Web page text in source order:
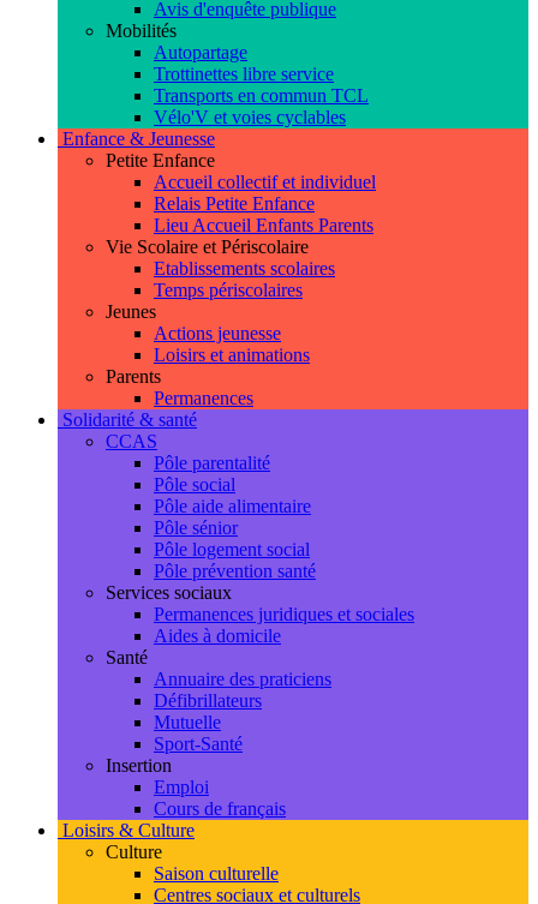
Avis d'enquête publique
Mobilités
Autopartage
Trottinettes libre service
Transports en commun TCL
Vélo'V et voies cyclables
Enfance & Jeunesse
Petite Enfance
Accueil collectif et individuel
Relais Petite Enfance
Lieu Accueil Enfants Parents
Vie Scolaire et Périscolaire
Etablissements scolaires
Temps périscolaires
Jeunes
Actions jeunesse
Loisirs et animations
Parents
Permanences
Solidarité & santé
CCAS
Pôle parentalité
Pôle social
Pôle aide alimentaire
Pôle sénior
Pôle logement social
Pôle prévention santé
Services sociaux
Permanences juridiques et sociales
Aides à domicile
Santé
Annuaire des praticiens
Défibrillateurs
Mutuelle
Sport-Santé
Insertion
Emploi
Cours de français
Loisirs & Culture
Culture
Saison culturelle
Centres sociaux et culturels